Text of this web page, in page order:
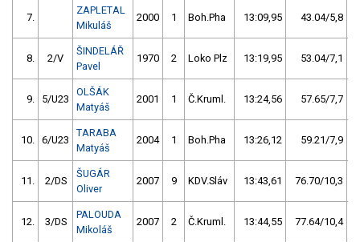
7.
ZAPLETAL
Mikuláš
2000 1 Boh.Pha 13:09,95 43.04/5,8
8. 2/V
ŠINDELÁŘ
Pavel
1970 2 Loko Plz 13:19,95 53.04/7,1
9. 5/U23
OLŠÁK
Matyáš
2001 1 Č.Kruml. 13:24,56 57.65/7,7
10. 6/U23
TARABA
Matyáš
2004 1 Boh.Pha 13:26,12 59.21/7,9
11. 2/DS
ŠUGÁR
Oliver
2007 9 KDV.Sláv 13:43,61 76.70/10,3
12. 3/DS
PALOUDA
Mikoláš
2007 2 Č.Kruml. 13:44,55 77.64/10,4